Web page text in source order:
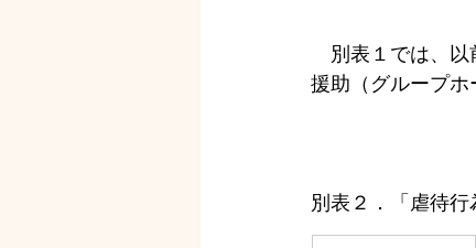
別表１では、以
援助（グループホ
別表２．「虐待行